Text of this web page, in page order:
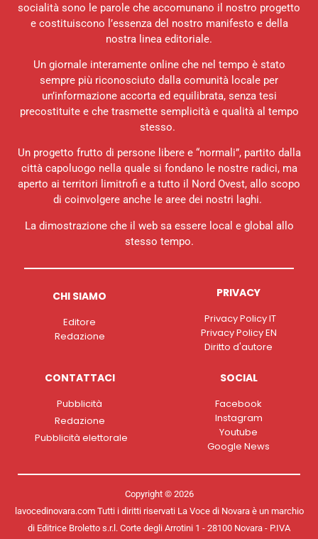
socialità sono le parole che accomunano il nostro progetto
e costituiscono l’essenza del nostro manifesto e della
nostra linea editoriale.
Un giornale interamente online che nel tempo è stato
sempre più riconosciuto dalla comunità locale per
un’informazione accorta ed equilibrata, senza tesi
precostituite e che trasmette semplicità e qualità al tempo
stesso.
Un progetto frutto di persone libere e “normali”, partito dalla
città capoluogo nella quale si fondano le nostre radici, ma
aperto ai territori limitrofi e a tutto il Nord Ovest, allo scopo
di coinvolgere anche le aree dei nostri laghi.
La dimostrazione che il web sa essere local e global allo
stesso tempo.
CHI SIAMO
Editore
Redazione
PRIVACY
Privacy Policy IT
Privacy Policy EN
Diritto d'autore
CONTATTACI
Pubblicità
Redazione
Pubblicità elettorale
SOCIAL
Facebook
Instagram
Youtube
Google News
Copyright © 2026
lavocedinovara.com Tutti i diritti riservati La Voce di Novara è un marchio
di Editrice Broletto s.r.l. Corte degli Arrotini 1 - 28100 Novara - P.IVA